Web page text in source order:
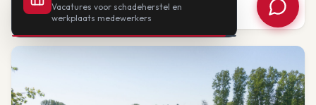
of vanaf: €693/mnd BTW
Vacatures voor schadeherstel en
werkplaats medewerkers